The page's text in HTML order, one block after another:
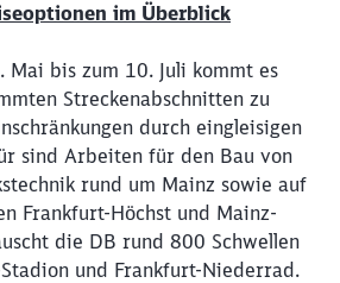
im Überblick
bis zum 10. Juli kommt es
Streckenabschnitten zu
durch eingleisigen
sind Arbeiten für den Bau von
rund um Mainz sowie auf
Frankfurt-Höchst und Mainz-
die DB rund 800 Schwellen
und Frankfurt-Niederrad.